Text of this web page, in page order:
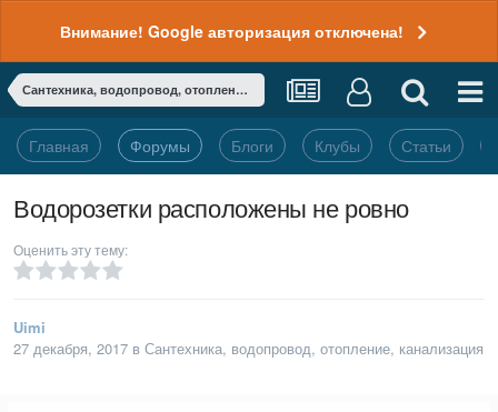
Внимание! Google авторизация отключена!
Сантехника, водопровод, отопление, канализация
Главная Форумы Блоги Клубы Статьи
Водорозетки расположены не ровно
Оценить эту тему:
Uimi
27 декабря, 2017 в Сантехника, водопровод, отопление, канализация